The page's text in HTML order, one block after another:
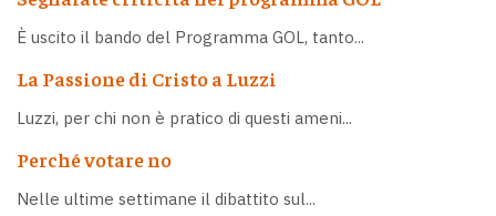
È uscito il bando del Programma GOL, tanto...
La Passione di Cristo a Luzzi
Luzzi, per chi non è pratico di questi ameni...
Perché votare no
Nelle ultime settimane il dibattito sul...